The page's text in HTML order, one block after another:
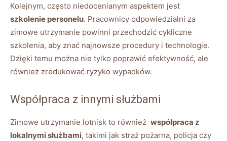
Kolejnym,‍ często niedocenianym aspektem jest
szkolenie personelu. Pracownicy odpowiedzialni za
zimowe​ utrzymanie powinni​ przechodzić cykliczne
szkolenia,⁢ aby znać⁤ najnowsze procedury i ​technologie.
Dzięki ⁣temu można⁤ nie⁤ tylko poprawić ‌efektywność, ale
‌również zredukować ryzyko⁣ wypadków.
Współpraca ​z innymi służbami
Zimowe utrzymanie lotnisk to również ​ współpraca z
lokalnymi służbami, takimi jak straż pożarna,⁣ policja czy